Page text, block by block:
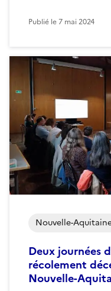
Publié le7 mai 2024
Deux journées
récolement
Nouvelle-
Nouvelle-